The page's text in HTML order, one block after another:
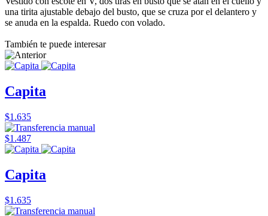
una tirita ajustable debajo del busto, que se cruza por el delantero y
se anuda en la espalda. Ruedo con volado.
También te puede interesar
Capita
$1.635
$1.487
Capita
$1.635